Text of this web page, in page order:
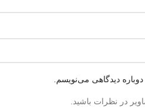
دیدگاهی می‌نویسم.
در نظرات باشید.